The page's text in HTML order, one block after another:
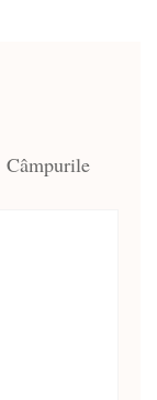
Câmpurile